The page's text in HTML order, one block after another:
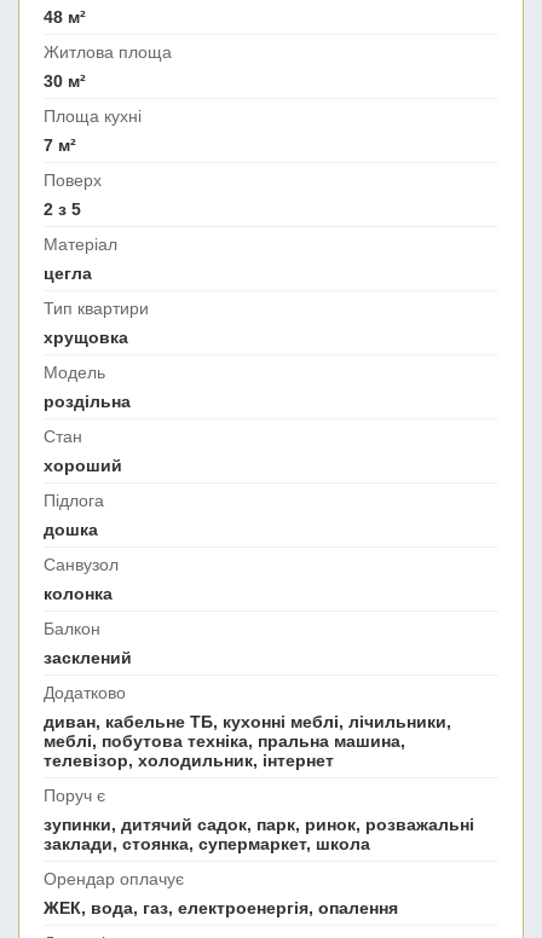
48 м²
Житлова площа
30 м²
Площа кухні
7 м²
Поверх
2 з 5
Матеріал
цегла
Тип квартири
хрущовка
Модель
роздільна
Стан
хороший
Підлога
дошка
Санвузол
колонка
Балкон
засклений
Додатково
диван, кабельне ТБ, кухонні меблі, лічильники,
меблі, побутова техніка, пральна машина,
телевізор, холодильник, інтернет
Поруч є
зупинки, дитячий садок, парк, ринок, розважальні
заклади, стоянка, супермаркет, школа
Орендар оплачує
ЖЕК, вода, газ, електроенергія, опалення